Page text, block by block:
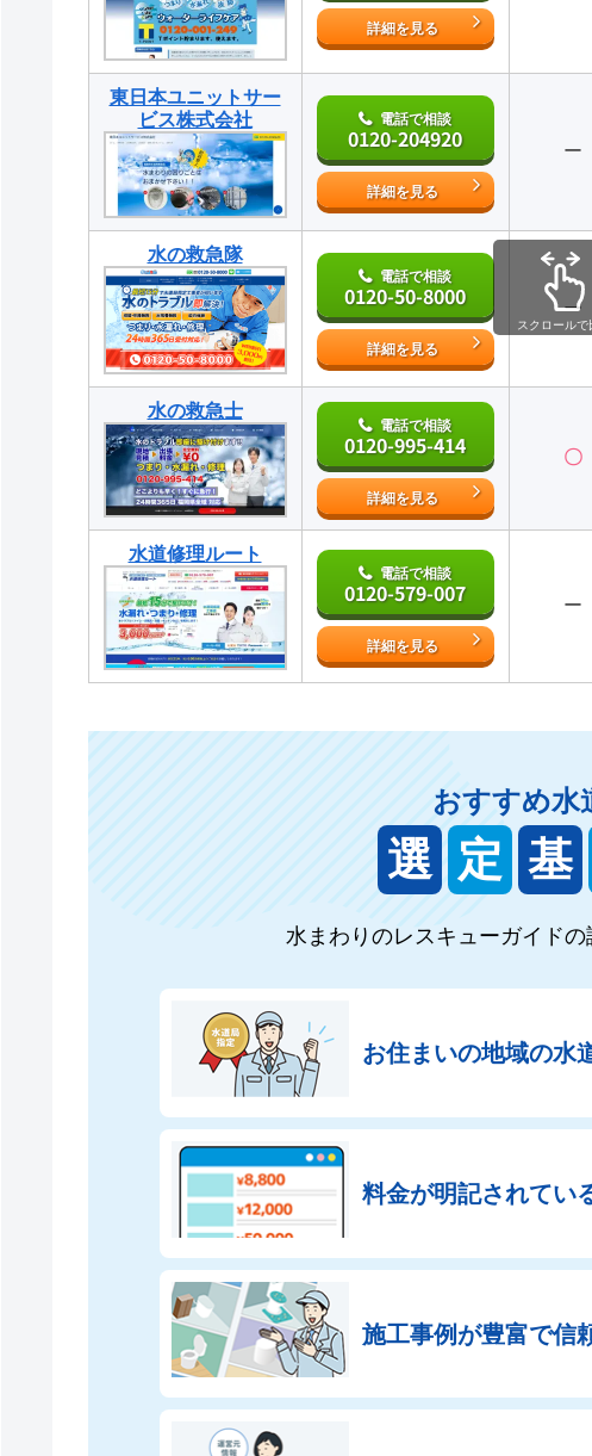
詳細を見る
東日本ユニットサー
ビス株式会社
電話で相談
0120-204920
詳細を見る
ー
水の救急隊
電話で相談
0120-50-8000
詳細を見る
ー
水の救急士
電話で相談
0120-995-414
詳細を見る
〇
水道修理ルート
電話で相談
0120-579-007
詳細を見る
ー
スクロールで
おすすめ水
選 定 基
水まわりのレスキューガイドの
お住まいの地域の水
料金が明記されてい
施工事例が豊富で信